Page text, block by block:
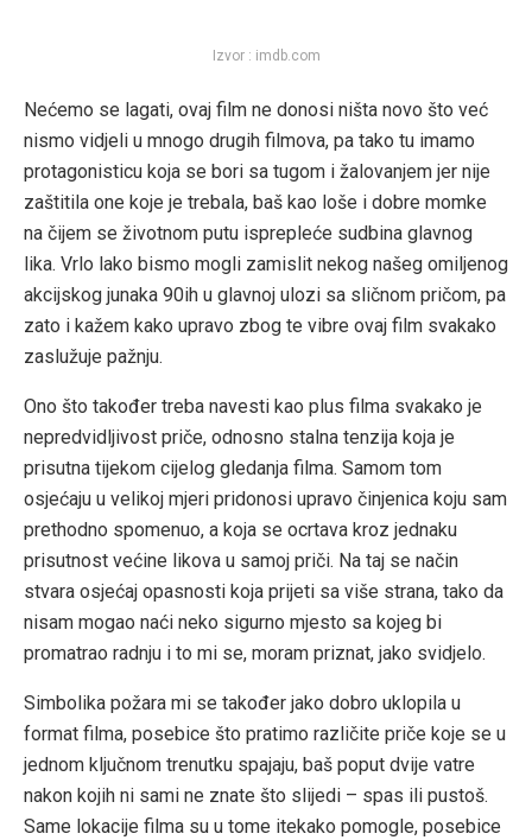
Izvor : imdb.com
Nećemo se lagati, ovaj film ne donosi ništa novo što već
nismo vidjeli u mnogo drugih filmova, pa tako tu imamo
protagonisticu koja se bori sa tugom i žalovanjem jer nije
zaštitila one koje je trebala, baš kao loše i dobre momke
na čijem se životnom putu isprepleće sudbina glavnog
lika. Vrlo lako bismo mogli zamislit nekog našeg omiljenog
akcijskog junaka 90ih u glavnoj ulozi sa sličnom pričom, pa
zato i kažem kako upravo zbog te vibre ovaj film svakako
zaslužuje pažnju.
Ono što također treba navesti kao plus filma svakako je
nepredvidljivost priče, odnosno stalna tenzija koja je
prisutna tijekom cijelog gledanja filma. Samom tom
osjećaju u velikoj mjeri pridonosi upravo činjenica koju sam
prethodno spomenuo, a koja se ocrtava kroz jednaku
prisutnost većine likova u samoj priči. Na taj se način
stvara osjećaj opasnosti koja prijeti sa više strana, tako da
nisam mogao naći neko sigurno mjesto sa kojeg bi
promatrao radnju i to mi se, moram priznat, jako svidjelo.
Simbolika požara mi se također jako dobro uklopila u
format filma, posebice što pratimo različite priče koje se u
jednom ključnom trenutku spajaju, baš poput dvije vatre
nakon kojih ni sami ne znate što slijedi – spas ili pustoš.
Same lokacije filma su u tome itekako pomogle, posebice